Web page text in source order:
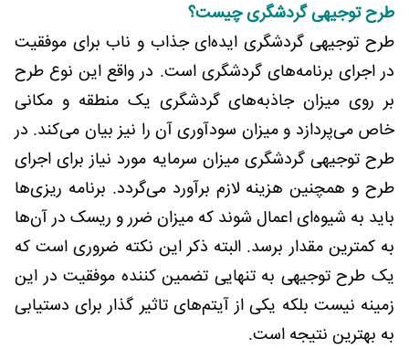
طرح توجیهی گردشگری چیست؟
طرح توجیهی گردشگری ایده‌ای جذاب و ناب برای موفقیت
در اجرای برنامه‌های گردشگری است. در واقع این نوع طرح
بر روی میزان جاذبه‌های گردشگری یک منطقه و مکانی
خاص می‌پردازد و میزان سودآوری آن را نیز بیان می‌کند. در
طرح توجیهی گردشگری میزان سرمایه مورد نیاز برای اجرای
طرح و همچنین هزینه لازم برآورد می‌گردد. برنامه‌ ریزی‌ها
باید به شیوه‌ای اعمال شوند که میزان ضرر و ریسک در آن‌ها
به کمترین مقدار برسد. البته ذکر این نکته ضروری است که
یک طرح توجیهی به تنهایی تضمین کننده موفقیت در این
زمینه نیست بلکه یکی از آیتم‌های تاثیر گذار برای دستیابی
به بهترین نتیجه است.